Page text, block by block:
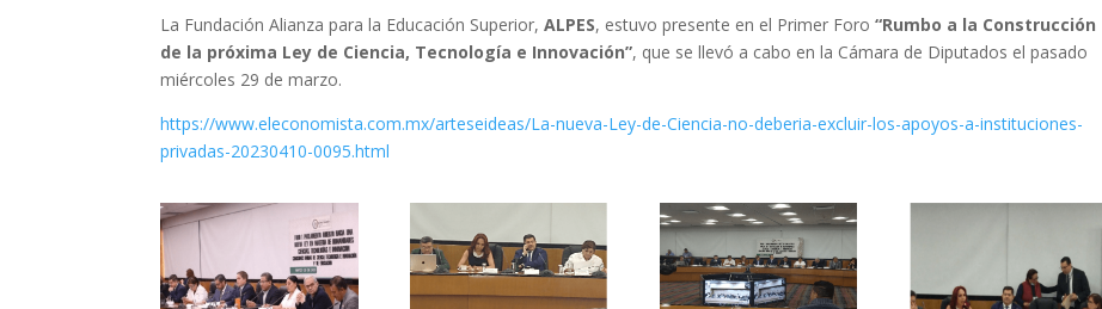
La Fundación Alianza para la Educación Superior,ALPES, estuvo presente en el Primer Foro“Rumbo a la Construcción
de la próxima Ley de Ciencia, Tecnología e Innovación”, que se llevó a cabo en la Cámara de Diputados el pasado
miércoles 29 de marzo.
https://www.eleconomista.com.mx/arteseideas/La-nueva-Ley-de-Ciencia-no-deberia-excluir-los-apoyos-a-instituciones-
privadas-20230410-0095.html